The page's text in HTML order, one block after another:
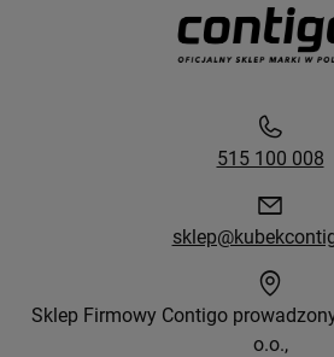
515 100 008
Sklep Firmowy Contigo
o.o.,